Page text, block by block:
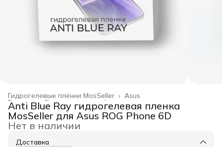
Asus
Гидрогелевые плёнки MosSeller ›
Гидрогелевые плёнки ›
Главная ›
Anti Blue Ray гидрогелевая пленка
MosSeller для Asus ROG Phone 6D
Нет в наличии
Доставка